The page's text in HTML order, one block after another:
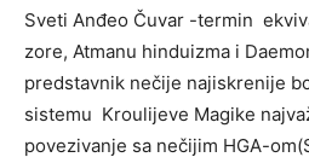
Sveti Anđeo Čuvar -termin
zore, Atmanu hinduizma i
predstavnik nečije najiskrenije
sistemu Kroulijeve Magike
povezivanje sa nečijim HGA-